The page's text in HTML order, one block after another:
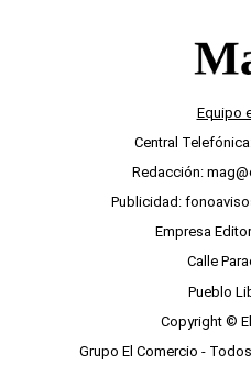
Equipo
Central
Redacción:
Publicidad:
Empresa
Calle
Pueblo
Copyright ©
Grupo El Comercio -